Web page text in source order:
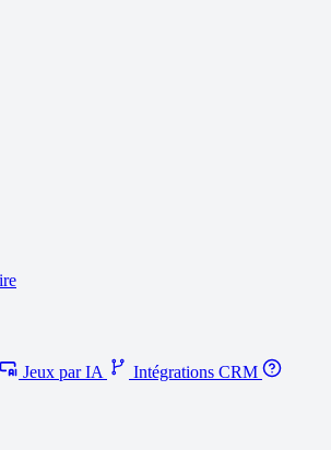
Jeux par IA
Intégrations CRM